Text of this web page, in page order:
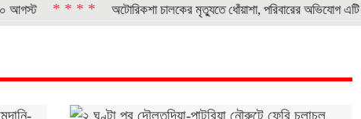
* * * * অটোরিকশা চালকের মৃত্যুতে ধোঁয়াশা, পরিবারের অভিযোগ এটি হত্যা